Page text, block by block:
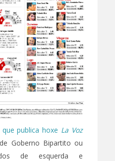
publica hoxe La Voz
Goberno Bipartito ou
de esquerda e